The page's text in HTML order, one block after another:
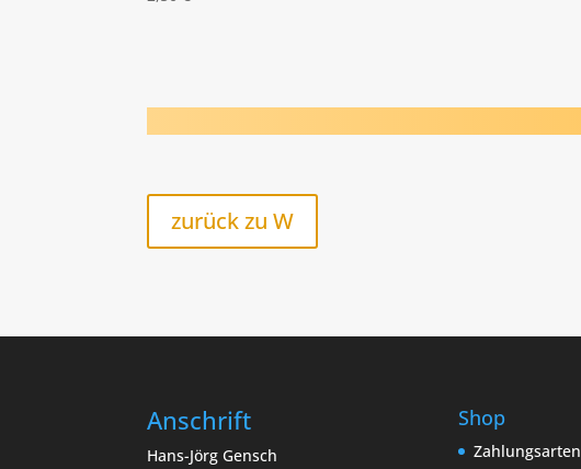
zurück zu W
Anschrift
Hans-Jörg Gensch
Shop
Zahlungsarten